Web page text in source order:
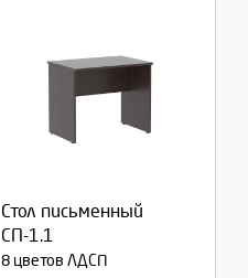
Стол письменный
СП-1.1
8 цветов ЛДСП
Выберите количество:
Продолжить
Отмена